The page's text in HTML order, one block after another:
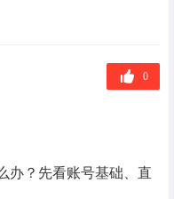
0
办？先看账号基础、直